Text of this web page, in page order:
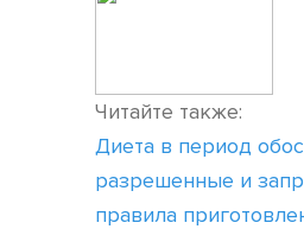
Читайте также:
Диета в период
разрешенные и
правила